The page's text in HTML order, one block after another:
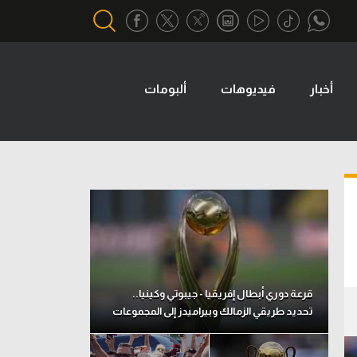
تحقيق في الجول
تقرير في الجول
تحليل في الجول
حكايات في الجول
كويز في الجول
فيديو في الجول
أخبار فيديوهات ألبومات
قرعة دوري أبطال إفريقيا - جيبوتي وكينيا..
تحديد طريقي الزمالك وبيراميدز إلى المجموعات